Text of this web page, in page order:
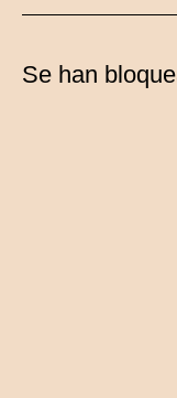
Se han